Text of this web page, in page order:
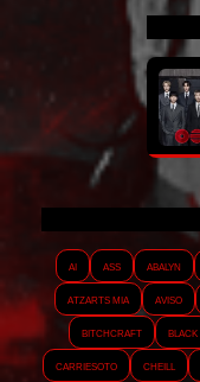
AI ASS Abalyn
Atzarts Mia
Aviso
Bitchcraft
Black
Carriesoto
Cheill